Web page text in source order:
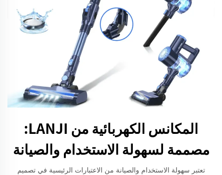
المكانس الكهربائية من LANJI:
مصممة لسهولة الاستخدام والصيانة
تعتبر سهولة الاستخدام والصيانة من الاعتبارات الرئيسية في تصميم